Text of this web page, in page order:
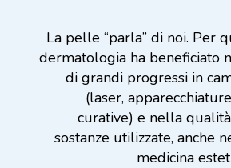
La pelle “parla” di noi. Per
dermatologia ha beneficiato
di grandi progressi in
(laser,
curative) e nella
sostanze utilizzate, anche
medicina